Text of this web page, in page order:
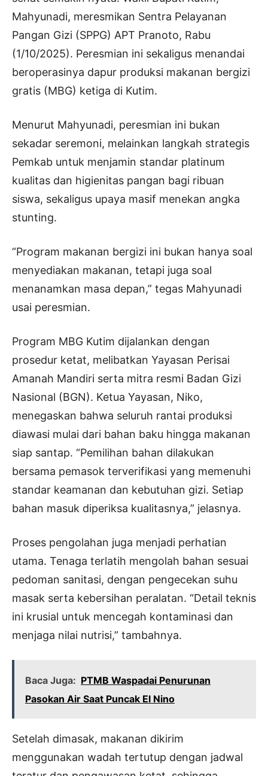
Mahyunadi, meresmikan Sentra Pelayanan
Pangan Gizi (SPPG) APT Pranoto, Rabu
(1/10/2025). Peresmian ini sekaligus menandai
beroperasinya dapur produksi makanan bergizi
gratis (MBG) ketiga di Kutim.
Menurut Mahyunadi, peresmian ini bukan
sekadar seremoni, melainkan langkah strategis
Pemkab untuk menjamin standar platinum
kualitas dan higienitas pangan bagi ribuan
siswa, sekaligus upaya masif menekan angka
stunting.
“Program makanan bergizi ini bukan hanya soal
menyediakan makanan, tetapi juga soal
menanamkan masa depan,” tegas Mahyunadi
usai peresmian.
Program MBG Kutim dijalankan dengan
prosedur ketat, melibatkan Yayasan Perisai
Amanah Mandiri serta mitra resmi Badan Gizi
Nasional (BGN). Ketua Yayasan, Niko,
menegaskan bahwa seluruh rantai produksi
diawasi mulai dari bahan baku hingga makanan
siap santap. “Pemilihan bahan dilakukan
bersama pemasok terverifikasi yang memenuhi
standar keamanan dan kebutuhan gizi. Setiap
bahan masuk diperiksa kualitasnya,” jelasnya.
Proses pengolahan juga menjadi perhatian
utama. Tenaga terlatih mengolah bahan sesuai
pedoman sanitasi, dengan pengecekan suhu
masak serta kebersihan peralatan. “Detail teknis
ini krusial untuk mencegah kontaminasi dan
menjaga nilai nutrisi,” tambahnya.
Baca Juga: PTMB Waspadai Penurunan
Pasokan Air Saat Puncak El Nino
Setelah dimasak, makanan dikirim
menggunakan wadah tertutup dengan jadwal